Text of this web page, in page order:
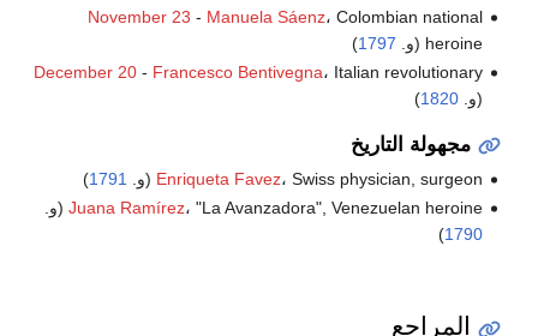
November 23 - Manuela Sáenz، Colombian national
heroine (و.
1797
)
December 20- Francesco Bentivegna، Italian revolutionary
(و.1820
)
مجهولة التاريخ
Enriqueta Favez، Swiss physician, surgeon (و. 1791
)
Juana Ramírez، "La Avanzadora", Venezuelan heroine (و.
1790
)
المراجع